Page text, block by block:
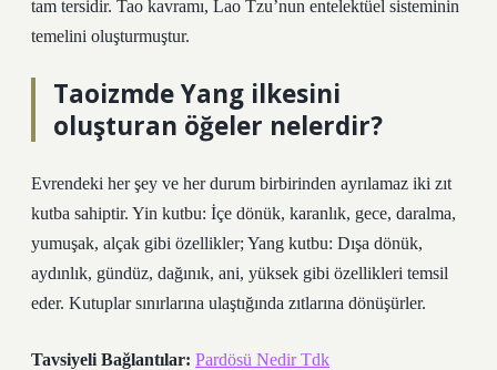
tam tersidir. Tao kavramı, Lao Tzu’nun entelektüel sisteminin
temelini oluşturmuştur.
Taoizmde Yang ilkesini
oluşturan öğeler nelerdir?
Evrendeki her şey ve her durum birbirinden ayrılamaz iki zıt
kutba sahiptir. Yin kutbu: İçe dönük, karanlık, gece, daralma,
yumuşak, alçak gibi özellikler; Yang kutbu: Dışa dönük,
aydınlık, gündüz, dağınık, ani, yüksek gibi özellikleri temsil
eder. Kutuplar sınırlarına ulaştığında zıtlarına dönüşürler.
Tavsiyeli Bağlantılar: Pardösü Nedir Tdk